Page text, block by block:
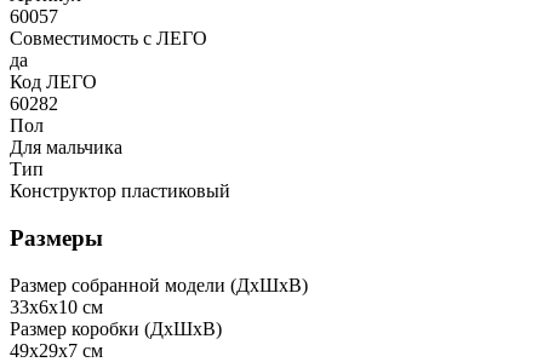
60057
Совместимость с ЛЕГО
да
Код ЛЕГО
60282
Пол
Для мальчика
Тип
Конструктор пластиковый
Размеры
Размер собранной модели (ДxШxВ)
33x6x10 см
Размер коробки (ДxШxВ)
49x29x7 см